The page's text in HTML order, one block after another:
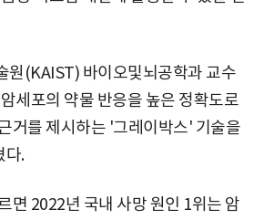
원(KAIST) 바이오및뇌공학과 교수
세포의 약물 반응을 높은 정확도로
거를 제시하는 '그레이박스' 기술을
다.
면 2022년 국내 사망 원인 1위는 암